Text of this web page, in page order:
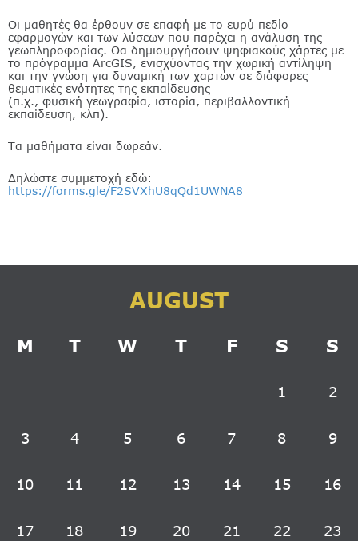
Οι μαθητές θα έρθουν σε επαφή με το ευρύ πεδίο
εφαρμογών και των λύσεων που παρέχει η ανάλυση της
γεωπληροφορίας. Θα δημιουργήσουν ψηφιακούς χάρτες με
το πρόγραμμα ArcGIS, ενισχύοντας την χωρική αντίληψη
και την γνώση για δυναμική των χαρτών σε διάφορες
θεματικές ενότητες της εκπαίδευσης
(π.χ., φυσική γεωγραφία, ιστορία, περιβαλλοντική
εκπαίδευση, κλπ).
Τα μαθήματα είναι δωρεάν.
Δηλώστε συμμετοχή εδώ:
https://forms.gle/F2SVXhU8qQd1UWNA8
AUGUST
M T W T F S S
1 2
3 4 5 6 7 8 9
10 11 12 13 14 15 16
17 18 19 20 21 22 23